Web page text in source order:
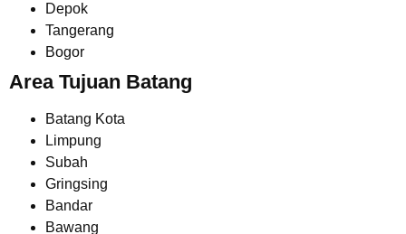
Depok
Tangerang
Bogor
Area Tujuan Batang
Batang Kota
Limpung
Subah
Gringsing
Bandar
Bawang